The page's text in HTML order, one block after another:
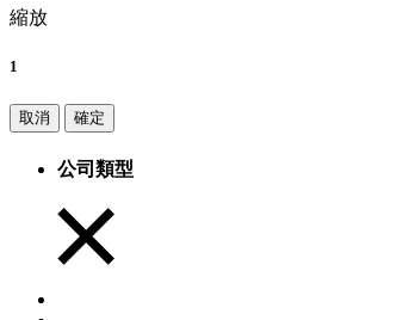
縮放
1
取消 確定
公司類型